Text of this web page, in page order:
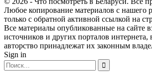
Любое копирование материалов с нашего
только с обратной активной ссылкой на
Все материалы опубликованные на сайте
источников и других порталов интернета,
авторство принадлежат их законным
Sign in